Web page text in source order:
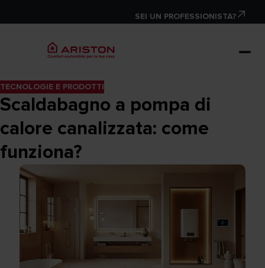
SEI UN PROFESSIONISTA?
TECNOLOGIE E PRODOTTI
Scaldabagno a pompa di
calore canalizzata: come
funziona?